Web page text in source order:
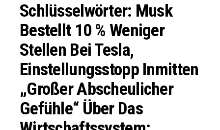
Schlüsselwörter: Musk
Bestellt 10 % Weniger
Stellen Bei Tesla,
Einstellungsstopp Inmitten
„großer Abscheulicher
Gefühle“ Über Das